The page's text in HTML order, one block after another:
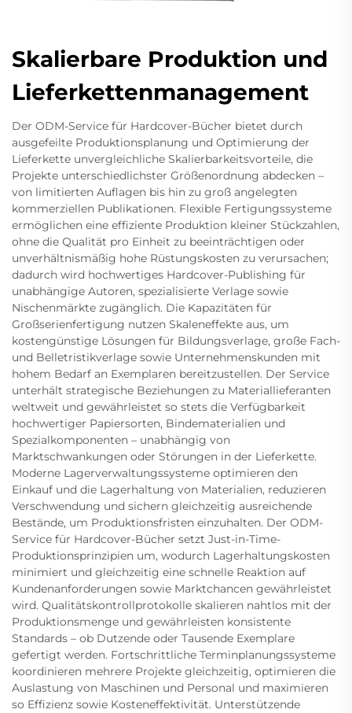
Skalierbare Produktion und
Lieferkettenmanagement
Der ODM-Service für Hardcover-Bücher bietet durch
ausgefeilte Produktionsplanung und Optimierung der
Lieferkette unvergleichliche Skalierbarkeitsvorteile, die
Projekte unterschiedlichster Größenordnung abdecken –
von limitierten Auflagen bis hin zu groß angelegten
kommerziellen Publikationen. Flexible Fertigungssysteme
ermöglichen eine effiziente Produktion kleiner Stückzahlen,
ohne die Qualität pro Einheit zu beeinträchtigen oder
unverhältnismäßig hohe Rüstungskosten zu verursachen;
dadurch wird hochwertiges Hardcover-Publishing für
unabhängige Autoren, spezialisierte Verlage sowie
Nischenmärkte zugänglich. Die Kapazitäten für
Großserienfertigung nutzen Skaleneffekte aus, um
kostengünstige Lösungen für Bildungsverlage, große Fach-
und Belletristikverlage sowie Unternehmenskunden mit
hohem Bedarf an Exemplaren bereitzustellen. Der Service
unterhält strategische Beziehungen zu Materiallieferanten
weltweit und gewährleistet so stets die Verfügbarkeit
hochwertiger Papiersorten, Bindematerialien und
Spezialkomponenten – unabhängig von
Marktschwankungen oder Störungen in der Lieferkette.
Moderne Lagerverwaltungssysteme optimieren den
Einkauf und die Lagerhaltung von Materialien, reduzieren
Verschwendung und sichern gleichzeitig ausreichende
Bestände, um Produktionsfristen einzuhalten. Der ODM-
Service für Hardcover-Bücher setzt Just-in-Time-
Produktionsprinzipien um, wodurch Lagerhaltungskosten
minimiert und gleichzeitig eine schnelle Reaktion auf
Kundenanforderungen sowie Marktchancen gewährleistet
wird. Qualitätskontrollprotokolle skalieren nahtlos mit der
Produktionsmenge und gewährleisten konsistente
Standards – ob Dutzende oder Tausende Exemplare
gefertigt werden. Fortschrittliche Terminplanungssysteme
koordinieren mehrere Projekte gleichzeitig, optimieren die
Auslastung von Maschinen und Personal und maximieren
so Effizienz sowie Kosteneffektivität. Unterstützende